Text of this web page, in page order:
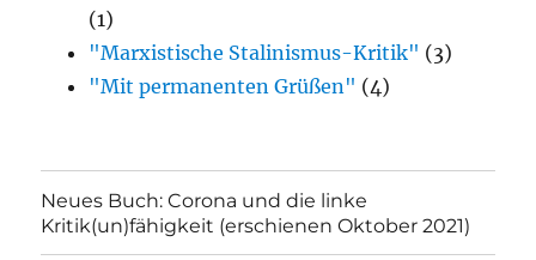
(1)
"Marxistische Stalinismus-Kritik" (3)
"Mit permanenten Grüßen" (4)
Neues Buch: Corona und die linke
Kritik(un)fähigkeit (erschienen Oktober 2021)